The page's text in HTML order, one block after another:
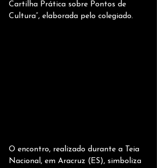
Cartilha Prática sobre Pontos de
Cultura”, elaborada pelo colegiado.
O encontro, realizado durante a Teia
Nacional, em Aracruz (ES), simboliza